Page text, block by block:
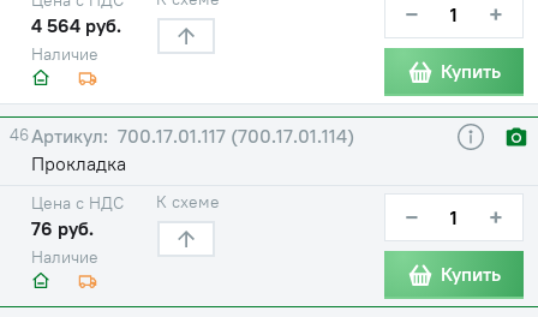
Наличие
4 564 руб. − +
Купить
46
700.17.01.117 (700.17.01.114)
Прокладка
Наличие
Цена с НДС
76 руб.
К схеме − +
Купить